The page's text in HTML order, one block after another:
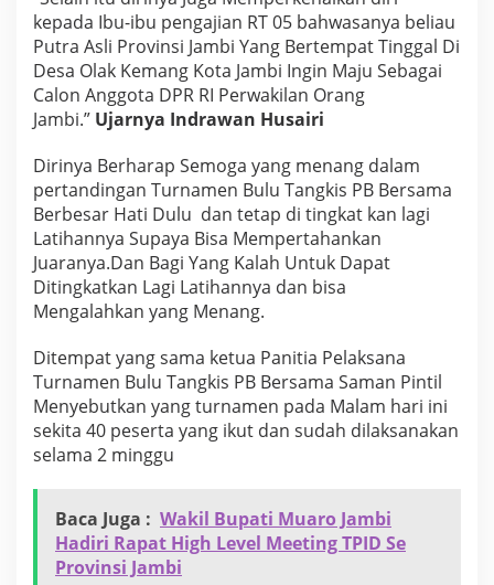
B
u
l
u
T
a
k
i
s
P
B
B
e
r
a
m
a
D
e
s
e
n
a
u
kepada Ibu-ibu pengajian RT 05 bahwasanya beliau
Putra Asli Provinsi Jambi Yang Bertempat Tinggal Di
Desa Olak Kemang Kota Jambi Ingin Maju Sebagai
Calon Anggota DPR RI Perwakilan Orang
Jambi.” Ujarnya Indrawan Husairi
Dirinya Berharap Semoga yang menang dalam
pertandingan Turnamen Bulu Tangkis PB Bersama
Berbesar Hati Dulu dan tetap di tingkat kan lagi
Latihannya Supaya Bisa Mempertahankan
Juaranya.Dan Bagi Yang Kalah Untuk Dapat
Ditingkatkan Lagi Latihannya dan bisa
Mengalahkan yang Menang.
Ditempat yang sama ketua Panitia Pelaksana
Turnamen Bulu Tangkis PB Bersama Saman Pintil
Menyebutkan yang turnamen pada Malam hari ini
sekita 40 peserta yang ikut dan sudah dilaksanakan
selama 2 minggu
Baca Juga : Wakil Bupati Muaro Jambi
Hadiri Rapat High Level Meeting TPID Se
Provinsi Jambi